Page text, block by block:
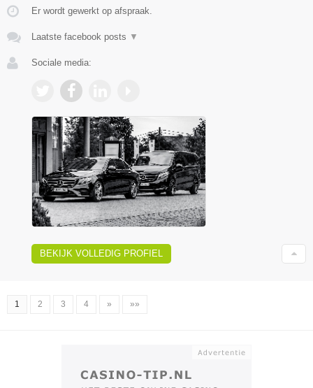
Er wordt gewerkt op afspraak.
Laatste facebook posts ▼
Sociale media:
BEKIJK VOLLEDIG PROFIEL
1 2 3 4 » »»